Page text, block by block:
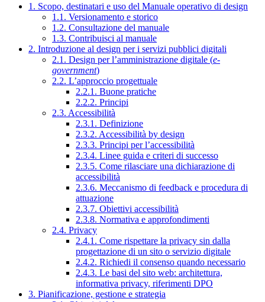
1. Scopo, destinatari e uso del Manuale operativo di design
1.1. Versionamento e storico
1.2. Consultazione del manuale
1.3. Contribuisci al manuale
2. Introduzione al design per i servizi pubblici digitali
2.1. Design per l’amministrazione digitale (e-
government)
2.2. L’approccio progettuale
2.2.1. Buone pratiche
2.2.2. Principi
2.3. Accessibilità
2.3.1. Definizione
2.3.2. Accessibilità by design
2.3.3. Principi per l’accessibilità
2.3.4. Linee guida e criteri di successo
2.3.5. Come rilasciare una dichiarazione di
accessibilità
2.3.6. Meccanismo di feedback e procedura di
attuazione
2.3.7. Obiettivi accessibilità
2.3.8. Normativa e approfondimenti
2.4. Privacy
2.4.1. Come rispettare la privacy sin dalla
progettazione di un sito o servizio digitale
2.4.2. Richiedi il consenso quando necessario
2.4.3. Le basi del sito web: architettura,
informativa privacy, riferimenti DPO
3. Pianificazione, gestione e strategia